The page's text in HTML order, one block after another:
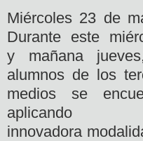
Miércoles 23 de
Durante este
y mañana
alumnos de los
medios se
aplicando
innovadora